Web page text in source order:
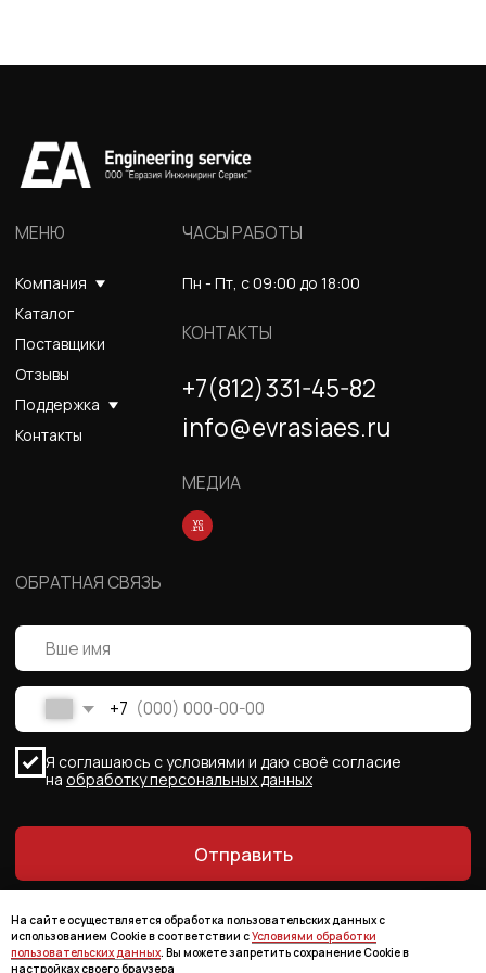
На сайте осуществляется обработка пользовательских данных с
использованием Cookie в соответствии сУсловиями обработки
пользовательских данных. Вы можете запретить сохранение Cookie в
настройках своего браузера